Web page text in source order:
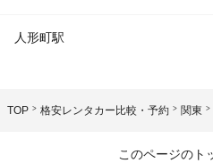
人形町駅
TOP 格安レンタカー比較・予約 関東
このページのト